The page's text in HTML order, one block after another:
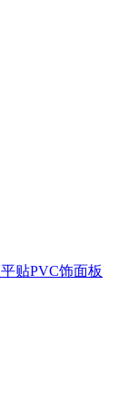
平贴PVC饰面板